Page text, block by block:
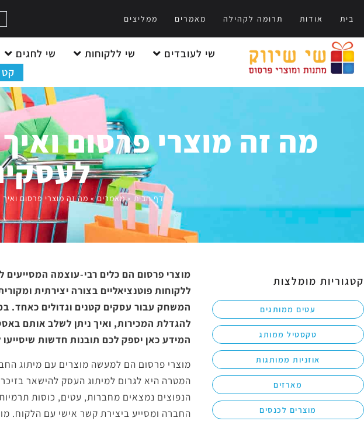
בית אודות תרומה לקהילה מאמרים ממליצים
שי לעובדים שי ללקוחות שי לחגים
מה זה מוצרי פרסום
דף הבית»מאמרים» מה זה מוצרי פרסום
קטגוריות מומלצות
עטים ממותגים
טקסטיל ממותג
אוזניות ממותגות
מארזים
מוצרים לכנסים
מוצרי פרסום הם כלים רבי-עוצמה
ללקוחות פוטנציאליים בצורה יצירתית
המשחק עבור עסקים קטנים וגדולים כאחד.
להגדלת המכירות, ואיך ניתן לשלב אותם
המידע כאן יספק לכם תובנות חדשות
מוצרי פרסום הם למעשה מוצרים עם מיתוג
המטרה היא לגרום למיתוג העסק להישאר
הנפוצים נמצאים מחברות, עטים, כוסות
החברה ומסייע ביצירת קשר אישי עם הלקוח.